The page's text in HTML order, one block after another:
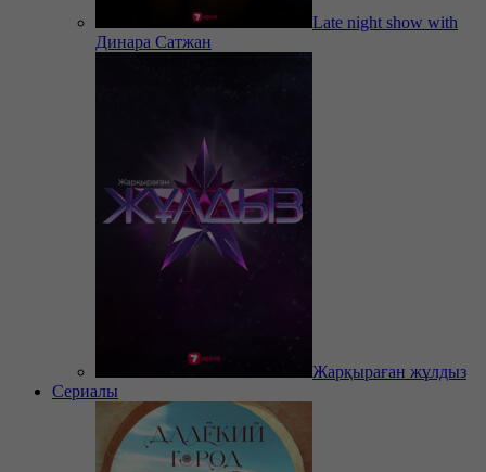
Late night show with
Динара Сатжан
Жарқыраған жұлдыз
Сериалы